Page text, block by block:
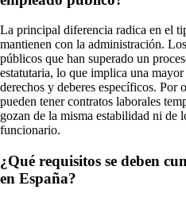
La principal diferencia radica en el
mantienen con la administración.
públicos que han superado un
estatutaria, lo que implica una
derechos y deberes específicos. Por
pueden tener contratos laborales
gozan de la misma estabilidad ni de
funcionario.
¿Qué requisitos se deben
en España?